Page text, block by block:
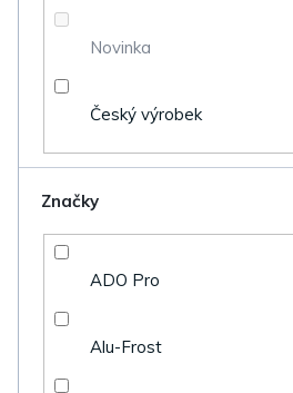
Novinka
Český výrobek
Značky
ADO Pro
Alu-Frost